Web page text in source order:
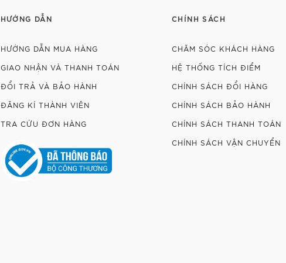
HƯỚNG DẪN
HƯỚNG DẪN MUA HÀNG
GIAO NHẬN VÀ THANH TOÁN
ĐỔI TRẢ VÀ BẢO HÀNH
ĐĂNG KÍ THÀNH VIÊN
TRA CỨU ĐƠN HÀNG
CHÍNH SÁCH
CHĂM SÓC KHÁCH HÀNG
HỆ THỐNG TÍCH ĐIỂM
CHÍNH SÁCH ĐỔI HÀNG
CHÍNH SÁCH BẢO HÀNH
CHÍNH SÁCH THANH TOÁN
CHÍNH SÁCH VẬN CHUYỂN